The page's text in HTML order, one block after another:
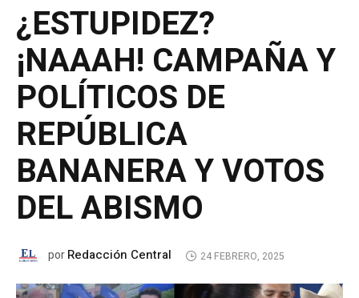
¿ESTUPIDEZ?
¡NAAAH! CAMPAÑA Y
POLÍTICOS DE
REPÚBLICA
BANANERA Y VOTOS
DEL ABISMO
porRedacción Central 24 FEBRERO, 2025